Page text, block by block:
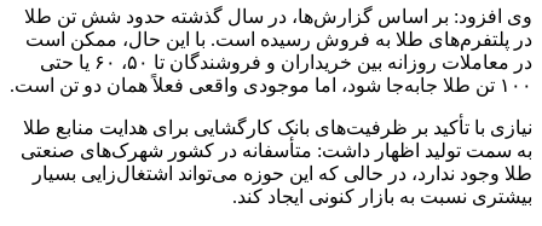
وی افزود: بر اساس گزارش‌ها، در سال گذشته حدود شش تن طلا
در پلتفرم‌های طلا به فروش رسیده است. با این حال، ممکن است
در معاملات روزانه بین خریداران و فروشندگان تا ۵۰، ۶۰ یا حتی
۱۰۰ تن طلا جابه‌جا شود، اما موجودی واقعی فعلاً همان دو تن است.
نیازی با تأکید بر ظرفیت‌های بانک کارگشایی برای هدایت منابع طلا
به سمت تولید اظهار داشت: متأسفانه در کشور شهرک‌های صنعتی
طلا وجود ندارد، در حالی که این حوزه می‌تواند اشتغال‌زایی بسیار
بیشتری نسبت به بازار کنونی ایجاد کند.